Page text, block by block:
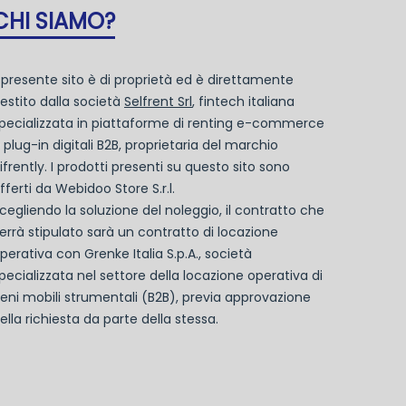
SIAMO?
presente sito è di proprietà ed è direttamente
dalla società Selfrent Srl, fintech italiana
in piattaforme di renting e-commerce
plug-in digitali B2B, proprietaria del marchio
I prodotti presenti su questo sito sono
da Webidoo Store S.r.l.
la soluzione del noleggio, il contratto che
stipulato sarà un contratto di locazione
con Grenke Italia S.p.A., società
nel settore della locazione operativa di
mobili strumentali (B2B), previa approvazione
richiesta da parte della stessa.